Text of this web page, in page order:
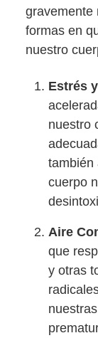
gravemente
formas en
nuestro
Estrés
nuestro
también
cuerpo
Aire
que
y otras